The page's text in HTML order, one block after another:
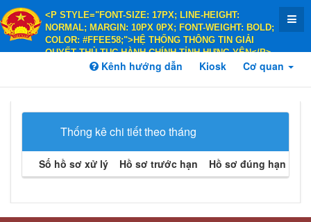
<P STYLE="FONT-SIZE: 17PX; LINE-HEIGHT:
NORMAL; MARGIN: 10PX 0PX; FONT-WEIGHT: BOLD;
COLOR: #FFEE58;">HỆ THỐNG THÔNG TIN GIẢI
QUYẾT THỦ TỤC HÀNH CHÍNH TỈNH HƯNG YÊN</P>
<P STYLE="FONT-SIZE: 14PX; LINE-HEIGHT:
COLOR: #FFEE58;">HÀNH CHÍNH PHỤC VỤ</P>
Kênh hướng dẫn Kiosk Cơ quan
Thống kê chi tiết theo tháng
Số hồ sơ xử lý Hồ sơ trước hạn Hồ sơ đúng hạn